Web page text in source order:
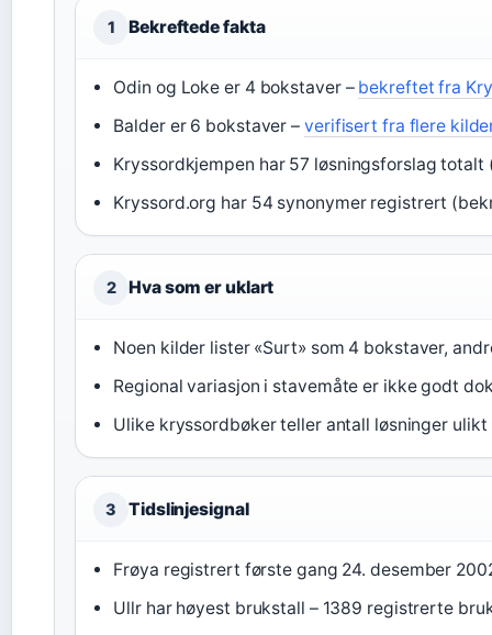
1 Bekreftede fakta
Odin og Loke er 4 bokstaver – bekreftet fra
Balder er 6 bokstaver – verifisert fra flere
Kryssordkjempen har 57 løsningsforslag totalt
Kryssord.org har 54 synonymer registrert
2 Hva som er uklart
Noen kilder lister «Surt» som 4 bokstaver,
Regional variasjon i stavemåte er ikke godt
Ulike kryssordbøker teller antall løsninger ulikt
3 Tidslinjesignal
Frøya registrert første gang 24. desember
Ullr har høyest brukstall – 1389 registrerte